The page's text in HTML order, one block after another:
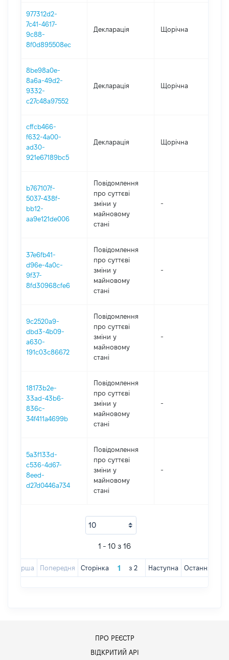
977312d2-
7c41-4617-
9c88-
8f0d895508ec
Декларація Щорічна
8be98a0e-
8a6a-49d2-
9332-
c27c48a97552
Декларація Щорічна
cffcb466-
f632-4a00-
ad30-
921e67189bc5
Декларація Щорічна
b767107f-
5037-438f-
bb12-
aa9e121de006
Повідомлення
про суттєві
зміни y
майновому
стані
-
37e6fb41-
d96e-4a0c-
9f37-
8fd30968cfe6
Повідомлення
про суттєві
зміни y
майновому
стані
-
9c2520a9-
dbd3-4b09-
a630-
191c03c86672
Повідомлення
про суттєві
зміни y
майновому
стані
-
18173b2e-
33ad-43b6-
836c-
34f411a4699b
Повідомлення
про суттєві
зміни y
майновому
стані
-
5a3f133d-
c536-4d67-
8eed-
d27d0446a734
Повідомлення
про суттєві
зміни y
майновому
стані
-
1 - 10 з 16
Перша Попередня Сторінка з 2 Наступна Остання
ПРО РЕЄСТР
ВІДКРИТИЙ АРІ